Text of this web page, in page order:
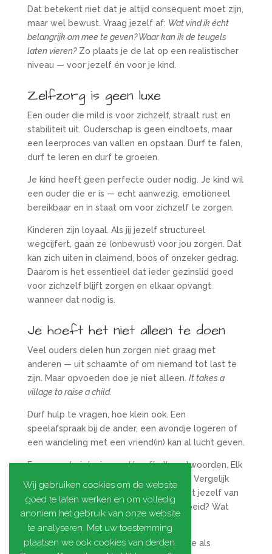
Dat betekent niet dat je altijd consequent moet zijn,
maar wel bewust. Vraag jezelf af: Wat vind ik écht
belangrijk om mee te geven? Waar kan ik de teugels
laten vieren?Zo plaats je de lat op een realistischer
niveau — voor jezelf én voor je kind.
Zelfzorg is geen luxe
Een ouder die mild is voor zichzelf, straalt rust en
stabiliteit uit. Ouderschap is geen eindtoets, maar
een leerproces van vallen en opstaan. Durf te falen,
durf te leren en durf te groeien.
Je kind heeft geen perfecte ouder nodig. Je kind wil
een ouder die er is — echt aanwezig, emotioneel
bereikbaar en in staat om voor zichzelf te zorgen.
Kinderen zijn loyaal. Als jij jezelf structureel
wegcijfert, gaan ze (onbewust) voor jou zorgen. Dat
kan zich uiten in claimend, boos of onzeker gedrag.
Daarom is het essentieel dat ieder gezinslid goed
voor zichzelf blijft zorgen en elkaar opvangt
wanneer dat nodig is.
Je hoeft het niet alleen te doen
Veel ouders delen hun zorgen niet graag met
anderen — uit schaamte of om niemand tot last te
zijn. Maar opvoeden doe je niet alleen. It takes a
village to raise a child.
Durf hulp te vragen, hoe klein ook. Een
speelafspraak bij de ander, een avondje logeren of
een wandeling met een vriend(in) kan al lucht geven.
En vergeet niet: niemand heeft alle antwoorden. Elk
kind, elk gezin en elke situatie is anders. Vergelijk
jezelf niet met andere ouders, maar met jezelf van
een tijdje geleden. Waar ben je in gegroeid? Wat
heb je geleerd?
Iedere ouder doet zijn best — met liefde als
Wij gebruiken cookies om de website
goed te laten werken en om volledig
anoniem het gebruik van onze website
te analyseren. Met uw toestemming
plaatsen we ook cookies van derden.